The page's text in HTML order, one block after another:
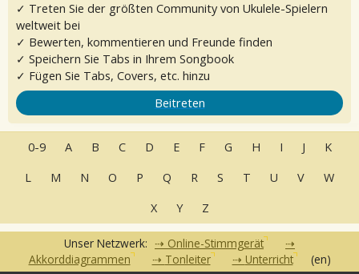
✓ Treten Sie der größten Community von Ukulele-Spielern
weltweit bei
✓ Bewerten, kommentieren und Freunde finden
✓ Speichern Sie Tabs in Ihrem Songbook
✓ Fügen Sie Tabs, Covers, etc. hinzu
Beitreten
0-9 A B C D E F G H I J
K
L
M N O P Q R S T U V
W
X
Y Z
Unser Netzwerk:
Online-Stimmgerät
Akkorddiagrammen
Tonleiter Unterricht (en)